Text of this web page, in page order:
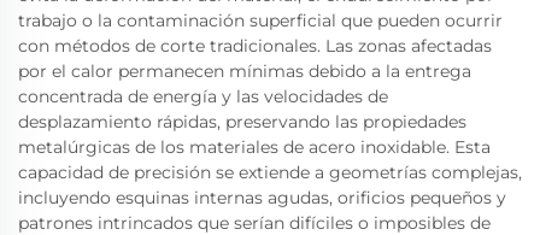
trabajo o la contaminación superficial que pueden ocurrir
con métodos de corte tradicionales. Las zonas afectadas
por el calor permanecen mínimas debido a la entrega
concentrada de energía y las velocidades de
desplazamiento rápidas, preservando las propiedades
metalúrgicas de los materiales de acero inoxidable. Esta
capacidad de precisión se extiende a geometrías complejas,
incluyendo esquinas internas agudas, orificios pequeños y
patrones intrincados que serían difíciles o imposibles de